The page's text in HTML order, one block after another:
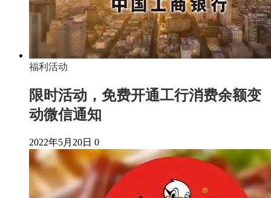
福利活动
限时活动，免费开通工行消费余额变
动微信通知
2022年5月20日 0